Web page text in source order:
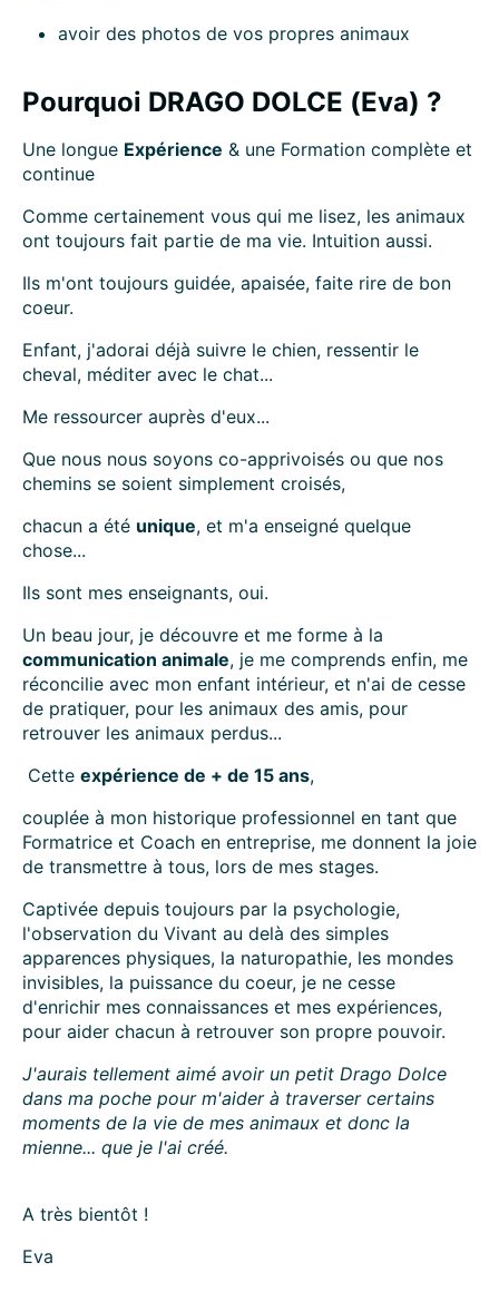
avoir des photos de vos propres animaux
Pourquoi DRAGO DOLCE (Eva) ?
Une longue Expérience & une Formation complète et
continue
Comme certainement vous qui me lisez, les animaux
ont toujours fait partie de ma vie. Intuition aussi.
Ils m'ont toujours guidée, apaisée, faite rire de bon
coeur.
Enfant, j'adorai déjà suivre le chien, ressentir le
cheval, méditer avec le chat...
Me ressourcer auprès d'eux...
Que nous nous soyons co-apprivoisés ou que nos
chemins se soient simplement croisés,
chacun a été unique, et m'a enseigné quelque
chose...
Ils sont mes enseignants, oui.
Un beau jour, je découvre et me forme à la
communication animale, je me comprends enfin, me
réconcilie avec mon enfant intérieur, et n'ai de cesse
de pratiquer, pour les animaux des amis, pour
retrouver les animaux perdus...
Cette expérience de + de 15 ans,
couplée à mon historique professionnel en tant que
Formatrice et Coach en entreprise, me donnent la joie
de transmettre à tous, lors de mes stages.
Captivée depuis toujours par la psychologie,
l'observation du Vivant au delà des simples
apparences physiques, la naturopathie, les mondes
invisibles, la puissance du coeur, je ne cesse
d'enrichir mes connaissances et mes expériences,
pour aider chacun à retrouver son propre pouvoir.
J'aurais tellement aimé avoir un petit Drago Dolce
dans ma poche pour m'aider à traverser certains
moments de la vie de mes animaux et donc la
mienne... que je l'ai créé.
A très bientôt !
Eva